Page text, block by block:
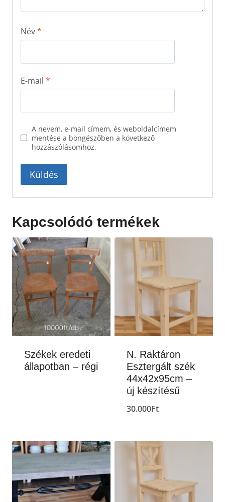
Név*
E-mail *
A nevem, e-mail címem, és weboldalcímem
mentése a böngészőben a következő
hozzászólásomhoz.
Kapcsolódó termékek
Székek eredeti
állapotban – régi
N. Raktáron
Esztergált szék
44x42x95cm –
új készítésű
30.000Ft